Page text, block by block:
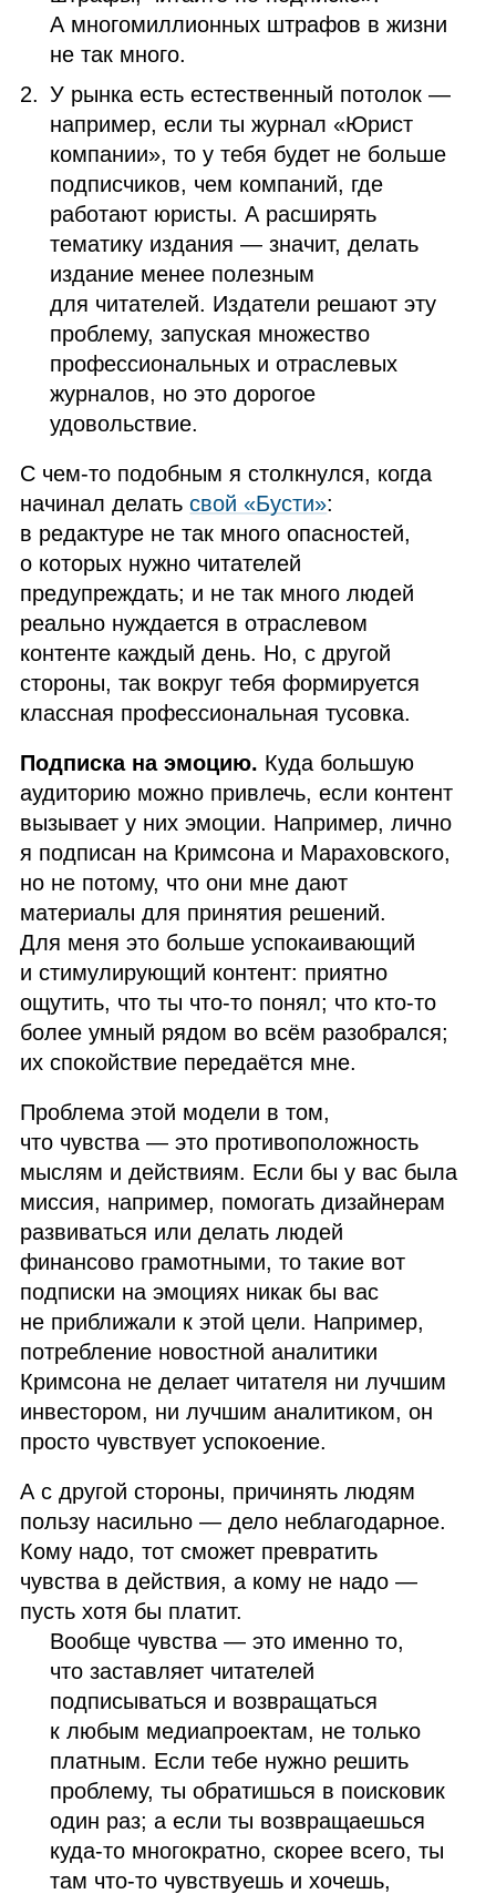
А многомиллионных штрафов в жизни
не так много.
У рынка есть естественный потолок —
например, если ты журнал «Юрист
компании», то у тебя будет не больше
подписчиков, чем компаний, где
работают юристы. А расширять
тематику издания — значит, делать
издание менее полезным
для читателей. Издатели решают эту
проблему, запуская множество
профессиональных и отраслевых
журналов, но это дорогое
удовольствие.
С чем‑то подобным я столкнулся, когда
начинал делатьсвой «Бусти»:
в редактуре не так много опасностей,
о которых нужно читателей
предупреждать; и не так много людей
реально нуждается в отраслевом
контенте каждый день. Но, с другой
стороны, так вокруг тебя формируется
классная профессиональная тусовка.
Подписка на эмоцию. Куда большую
аудиторию можно привлечь, если контент
вызывает у них эмоции. Например, лично
я подписан на Кримсона и Мараховского,
но не потому, что они мне дают
материалы для принятия решений.
Для меня это больше успокаивающий
и стимулирующий контент: приятно
ощутить, что ты что‑то понял; что кто‑то
более умный рядом во всём разобрался;
их спокойствие передаётся мне.
Проблема этой модели в том,
что чувства — это противоположность
мыслям и действиям. Если бы у вас была
миссия, например, помогать дизайнерам
развиваться или делать людей
финансово грамотными, то такие вот
подписки на эмоциях никак бы вас
не приближали к этой цели. Например,
потребление новостной аналитики
Кримсона не делает читателя ни лучшим
инвестором, ни лучшим аналитиком, он
просто чувствует успокоение.
А с другой стороны, причинять людям
пользу насильно — дело неблагодарное.
Кому надо, тот сможет превратить
чувства в действия, а кому не надо —
пусть хотя бы платит.
Вообще чувства — это именно то,
что заставляет читателей
подписываться и возвращаться
к любым медиапроектам, не только
платным. Если тебе нужно решить
проблему, ты обратишься в поисковик
один раз; а если ты возвращаешься
куда‑то многократно, скорее всего, ты
там что‑то чувствуешь и хочешь,